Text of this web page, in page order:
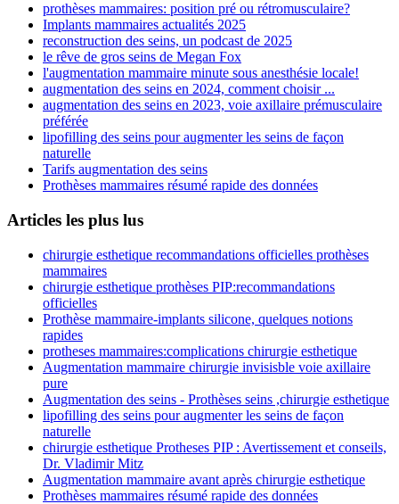
prothèses mammaires: position pré ou rétromusculaire?
Implants mammaires actualités 2025
reconstruction des seins, un podcast de 2025
le rêve de gros seins de Megan Fox
l'augmentation mammaire minute sous anesthésie locale!
augmentation des seins en 2024, comment choisir ...
augmentation des seins en 2023, voie axillaire prémusculaire
préférée
lipofilling des seins pour augmenter les seins de façon
naturelle
Tarifs augmentation des seins
Prothèses mammaires résumé rapide des données
Articles les plus lus
chirurgie esthetique recommandations officielles prothèses
mammaires
chirurgie esthetique prothèses PIP:recommandations
officielles
Prothèse mammaire-implants silicone, quelques notions
rapides
protheses mammaires:complications chirurgie esthetique
Augmentation mammaire chirurgie invisisble voie axillaire
pure
Augmentation des seins - Prothèses seins ,chirurgie esthetique
lipofilling des seins pour augmenter les seins de façon
naturelle
chirurgie esthetique Protheses PIP : Avertissement et conseils,
Dr. Vladimir Mitz
Augmentation mammaire avant après chirurgie esthetique
Prothèses mammaires résumé rapide des données